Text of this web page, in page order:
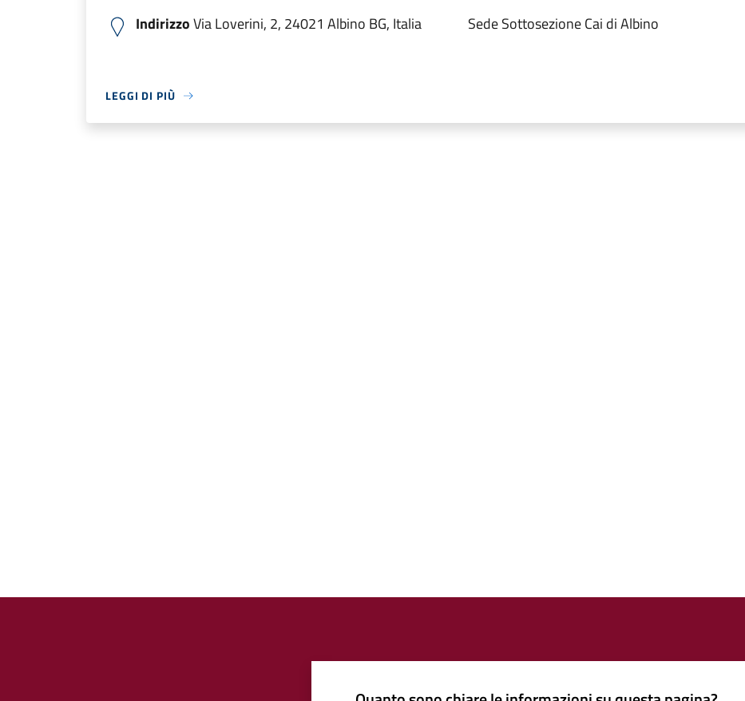
IndirizzoVia Loverini, 2, 24021 Albino BG, Italia Sede Sottosezione Cai di Albino
LEGGI DI PIÙ